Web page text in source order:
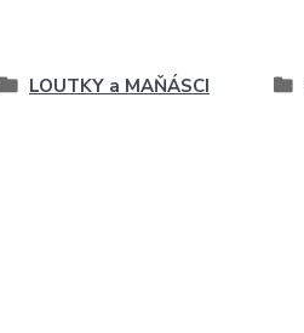
LOUTKY a MAŇÁSCI